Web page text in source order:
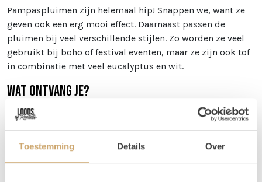
Toestemming Details Over
Pampaspluimen zijn helemaal hip! Snappen we, want ze
geven ook een erg mooi effect. Daarnaast passen de
pluimen bij veel verschillende stijlen. Zo worden ze veel
gebruikt bij boho of festival eventen, maar ze zijn ook tof
in combinatie met veel eucalyptus en wit.
Wat ontvang je?
Je ontvangt 1 hoge vaas met daarin enkele
De vaas kan verschillen van de vaas in de
pluimen zitten in de vaas met zand, zodat deze mooi